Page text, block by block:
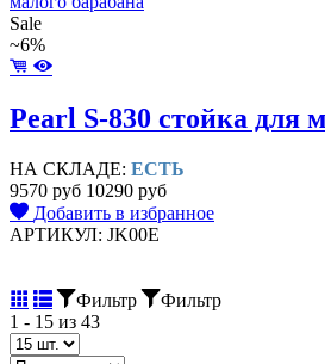
Sale
~6%
Pearl S-830 стойка для
НА СКЛАДЕ: ЕСТЬ
9570 руб 10290 руб
Добавить в избранное
АРТИКУЛ: JK00E
Фильтр
Фильтр
1 - 15 из 43